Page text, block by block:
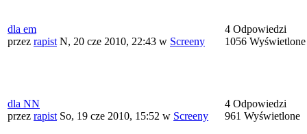
dla em
przez rapist N, 20 cze 2010, 22:43 w Screeny
4 Odpowiedzi
1056 Wyświetlone
dla NN
przez rapist So, 19 cze 2010, 15:52 w Screeny
4 Odpowiedzi
961 Wyświetlone